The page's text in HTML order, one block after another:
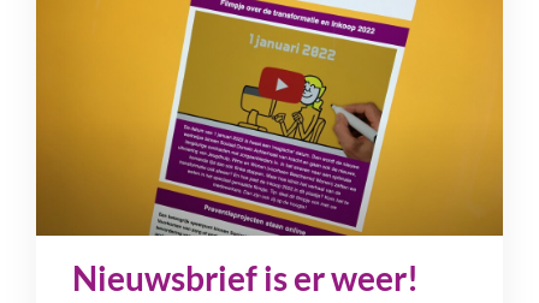
Nieuwsbrief is er weer!